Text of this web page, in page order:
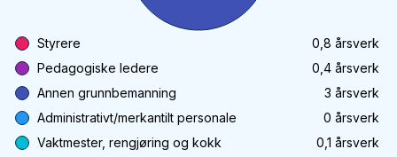
Styrere 0,8 årsverk
Pedagogiske ledere
0,4 årsverk
Annen grunnbemanning
3 årsverk
Administrativt/merkantilt personale
0 årsverk
Vaktmester, rengjøring og kokk
0,1 årsverk